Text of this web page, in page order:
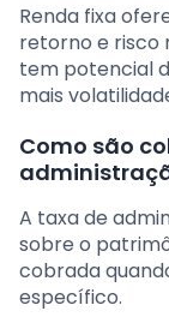
Renda fixa
retorno e risco
tem potencial
mais
Como são
A taxa de
sobre o
cobrada
específico.